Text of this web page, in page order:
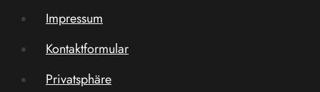
Impressum
Kontaktformular
Privatsphäre